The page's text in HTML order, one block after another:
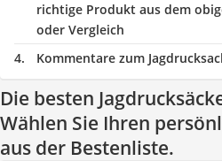
richtige Produkt aus dem
oder Vergleich
Kommentare zum
Die besten
Wählen Sie Ihren
aus der Bestenliste.